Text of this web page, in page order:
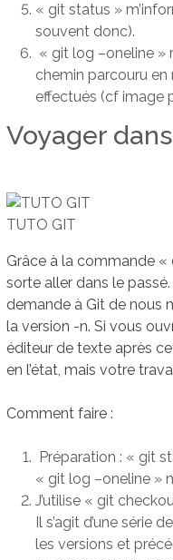
« git status »
souvent donc).
« git log –oneline
chemin parcouru
effectués (cf image
Voyager
TUTO GIT
Grâce à la commande
sorte aller dans le passé.
demande à Git de nous
la version -n. Si vous
éditeur de texte après
en l’état, mais votre
Comment faire :
Préparation : « git
« git log –oneline »
J’utilise « git
Il s’agit d’une série
les versions et